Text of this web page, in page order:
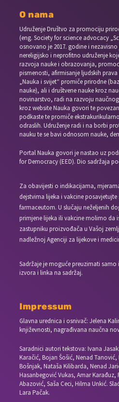
O nama
Udruženje Društvo za promociju
(eng. Society for science advocacy
osnovano je 2017. godine i
nereligijsko i neprofitno udruženje
razvoja nauke i obrazovanja,
pismenosti, afirmisanje ljudskih
„Nauka i svijet“ promiče prirodne
nauke), ali i društvene nauke kroz
novinarstvo, radi na razvoju
kroz website Nauka govori te
podkaste te promiče
odraslih. Udruženje radi i na borbi
nauku te se bavi odnosom nauke,
Portal Nauka govori je nastao uz
for Democracy (EED). Dio sadržaja
Za obavijesti o indikacijama,
dejstvima lijeka i vakcine posavjetujte
farmaceutom. U slučaju neželjenih
primjene lijeka ili vakcine molimo da
zastupniku proizvođača u Vašoj
nadležnoj Agenciji za lijekove i
Sadržaje je moguće preuzimati
izvora i linka na sadržaj.
Impressum
Glavna urednica i osnivač: Jelena
književnosti, nagrađivana naučna
Saradnici autori tekstova: Ivana
Karačić, Bojan Šošić, Nenad
Bošnjak, Nataša Kilibarda, Nenad
Hasanbegović Vukas, Amar
Abazović, Saša Ceci, Hilma Unkić.
Lara Pačak.